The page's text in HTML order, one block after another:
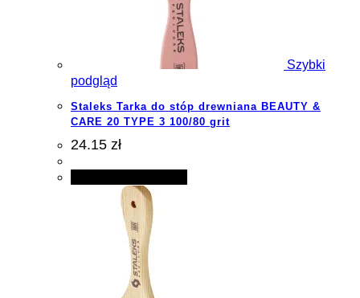
Szybki
podgląd
Staleks Tarka do stóp drewniana BEAUTY &
CARE 20 TYPE 3 100/80 grit
24.15 zł